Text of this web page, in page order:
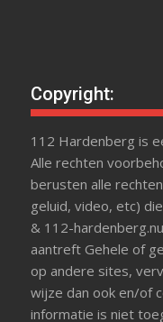
Copyright:
112 Hardenberg is
Alle rechten
berusten alle
geluid, video, etc)
& 112-
aantreft Gehele of
op andere sites,
wijze dan ook en/of
informatie is niet